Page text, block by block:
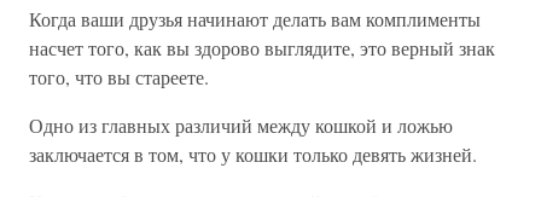
Когда ваши друзья начинают делать вам комплименты
насчет того, как вы здорово выглядите, это верный знак
того, что вы стареете.
Одно из главных различий между кошкой и ложью
заключается в том, что у кошки только девять жизней.